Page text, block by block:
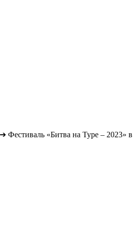
➔ Фестиваль «Битва на Туре – 2023»